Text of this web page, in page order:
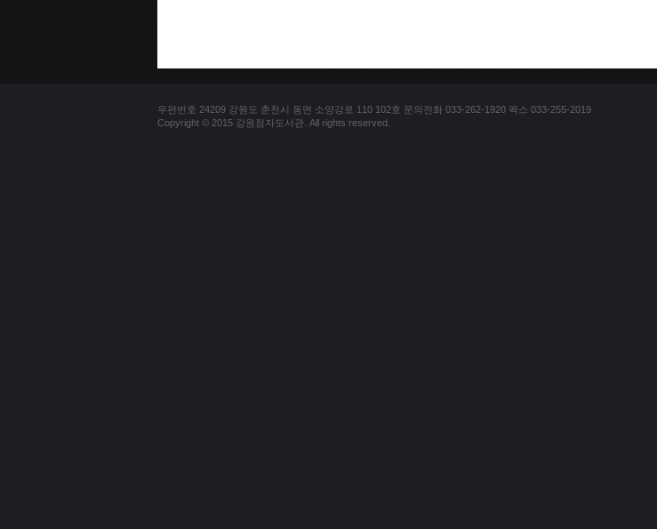
우편번호 24209 강원도 춘천시 동면 소양강로 110 102호 문의전화 033-262-1920 팩스 033-255-2019
Copyright © 2015 강원점자도서관. All rights reserved.